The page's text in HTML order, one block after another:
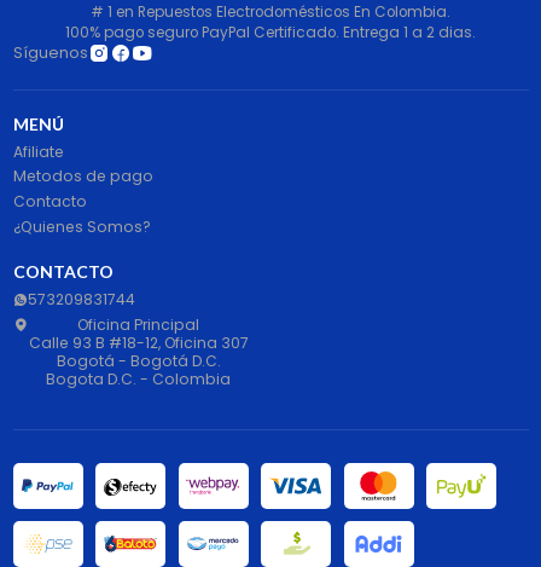
# 1 en Repuestos Electrodomésticos En Colombia.
100% pago seguro PayPal Certificado. Entrega 1 a 2 dias.
Síguenos
MENÚ
Afiliate
Metodos de pago
Contacto
¿Quienes Somos?
CONTACTO
573209831744
Oficina Principal
Calle 93 B #18-12, Oficina 307
Bogotá - Bogotá D.C.
Bogota D.C. - Colombia